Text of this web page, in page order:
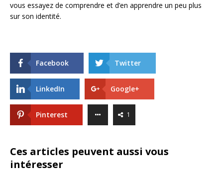
vous essayez de comprendre et d’en apprendre un peu plus
sur son identité.
Facebook Twitter
LinkedIn Google+
Pinterest 1
Ces articles peuvent aussi vous
intéresser